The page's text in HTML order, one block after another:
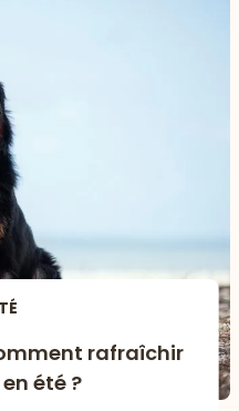
rafraîchir
été ?